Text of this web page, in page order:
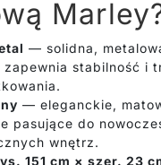
— solidna,
stabilność i
— eleganckie,
pasujące do
wnętrz.
151 cm × szer. 23